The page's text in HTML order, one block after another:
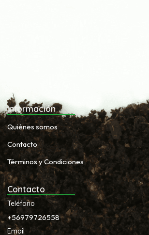
Información
Quiénes somos
Contacto
Términos y Condiciones
Contacto
Teléfono
+56979726558
Email